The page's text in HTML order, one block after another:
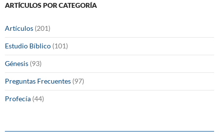
ARTÍCULOS POR CATEGORÍA
Artículos (201)
Estudio Bíblico (101)
Génesis (93)
Preguntas Frecuentes (97)
Profecía (44)